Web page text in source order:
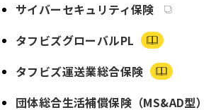
サイバーセキュリティ保険
タフビズグローバルPL
タフビズ運送業総合保険
団体総合生活補償保険（MS&AD型）